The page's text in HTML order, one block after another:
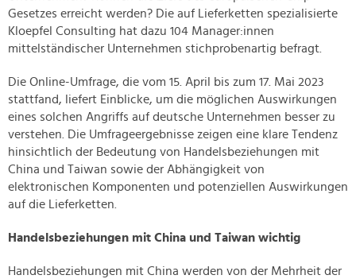
Gesetzes erreicht werden? Die auf Lieferketten spezialisierte
Kloepfel Consulting hat dazu 104 Manager:innen
mittelständischer Unternehmen stichprobenartig befragt.
Die Online-Umfrage, die vom 15. April bis zum 17. Mai 2023
stattfand, liefert Einblicke, um die möglichen Auswirkungen
eines solchen Angriffs auf deutsche Unternehmen besser zu
verstehen. Die Umfrageergebnisse zeigen eine klare Tendenz
hinsichtlich der Bedeutung von Handelsbeziehungen mit
China und Taiwan sowie der Abhängigkeit von
elektronischen Komponenten und potenziellen Auswirkungen
auf die Lieferketten.
Handelsbeziehungen mit China und Taiwan wichtig
Handelsbeziehungen mit China werden von der Mehrheit der